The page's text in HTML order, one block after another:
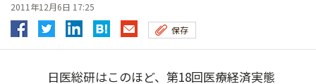
2011年12月6日 17:25
保存
日医総研はこのほど、第18回医療経済実態